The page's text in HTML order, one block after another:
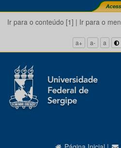
Ir para o conteúdo [1] | Ir para o
a+ a- a